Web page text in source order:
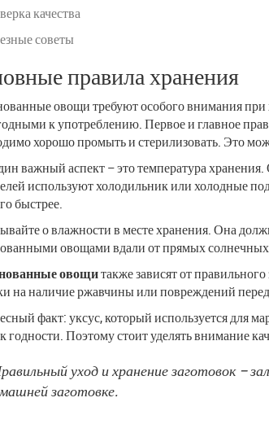
качества
советы
правила хранения
овощи требуют особого внимания при
к употреблению. Первое и главное
хорошо промыть и стерилизовать. Это
важный аспект – это температура
используют холодильник или холодные
быстрее.
о влажности в месте хранения. Она
овощами вдали от прямых солнечных
овощитакже зависят от
на наличие ржавчины или повреждений перед
факт: уксус, который используется для
годности. Поэтому стоит уделять внимание
уход и хранение заготовок –
заготовке.